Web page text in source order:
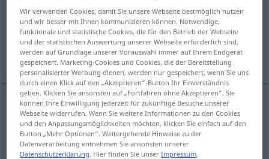
Übersicht aller Übersetzungen
(Für mehr Details die Übersetzung anklicken/antippen)
территория, область область, сфера
территория Gebiet
область Gebiet Verwaltungsbezirk
Wir verwenden Cookies, damit Sie unsere Webseite bestmöglich nutzen
und wir besser mit Ihnen kommunizieren können. Notwendige,
funktionale und statistische Cookies, die für den Betrieb der Webseite
und der statistischen Auswertung unserer Webseite erforderlich sind,
werden auf Grundlage unserer Vorauswahl immer auf Ihrem Endgerät
gespeichert. Marketing-Cookies und Cookies, die der Bereitstellung
personalisierter Werbung dienen, werden nur gespeichert, wenn Sie uns
durch einen Klick auf den „Akzeptieren“-Button Ihr Einverständnis
geben. Klicken Sie ansonsten auf „Fortfahren ohne Akzeptieren“. Sie
können Ihre Einwilligung jederzeit für zukünftige Besuche unserer
Webseite widerrufen. Wenn Sie weitere Informationen zu den Cookies
und den Anpassungsmöglichkeiten möchten, klicken Sie einfach auf den
Button „Mehr Optionen“. Weitergehende Hinweise zu der
Datenverarbeitung entnehmen Sie ansonsten unserer
Datenschutzerklärung. Hier finden Sie unserImpressum.